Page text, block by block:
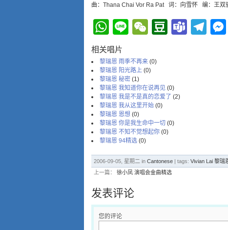
曲：Thana Chai Vor Ra Pat 词：向雪怀 编：王双
WhatsApp
LineWeChat
Douban
相关唱片
黎瑞恩 雨季不再来 (0)
黎瑞恩 阳光路上 (0)
黎瑞恩 秘密 (1)
黎瑞恩 我知道你在说再见 (0)
黎瑞恩 我是不是真的恋爱了 (2)
黎瑞恩 我从这里开始 (0)
黎瑞恩 恩想 (0)
黎瑞恩 你是我生命中一切 (0)
黎瑞恩 不知不觉想起你 (0)
黎瑞恩 94精选 (0)
2006-09-05, 星期二 in Cantonese | tags: Vivian Lai 黎瑞
上一篇： 徐小凤 演唱会金曲精选
发表评论
您的评论